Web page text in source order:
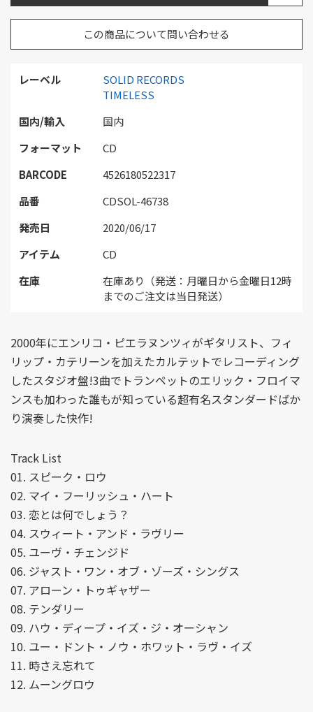
レーベル
SOLID RECORDS
TIMELESS
国内/輸入
国内
フォーマット
CD
BARCODE
4526180522317
品番
CDSOL-46738
発売日
2020/06/17
アイテム
CD
在庫
在庫あり（発送：月曜日から金曜日12時
までのご注文は当日発送）
この商品について問い合わせる
2000年にエンリコ・ピエラヌンツィがギタリスト、フィ
リップ・カテリーンを加えたカルテットでレコーディング
したスタジオ盤!3曲でトランペットのエリック・フロイマ
ンスも加わった誰もが知っている超有名スタンダードばか
り演奏した快作!
Track List
01. スピーク・ロウ
02. マイ・フーリッシュ・ハート
03. 恋とは何でしょう？
04. スウィート・アンド・ラヴリー
05. ユーヴ・チェンジド
06. ジャスト・ワン・オブ・ゾーズ・シングス
07. アローン・トゥギャザー
08. テンダリー
09. ハウ・ディープ・イズ・ジ・オーシャン
10. ユー・ドント・ノウ・ホワット・ラヴ・イズ
11. 時さえ忘れて
12. ムーングロウ